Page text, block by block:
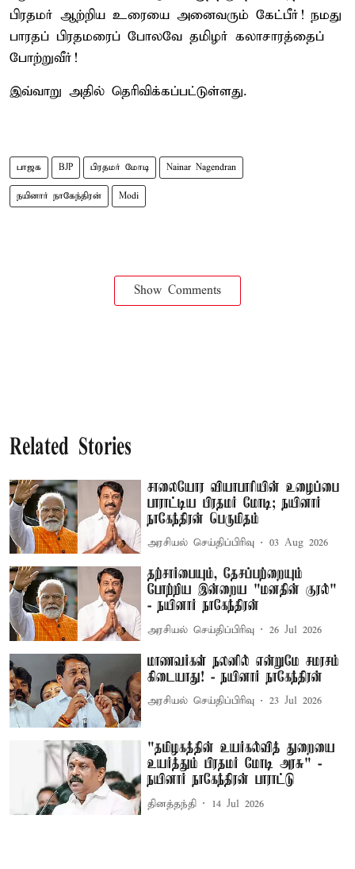
பிரதமர் ஆற்றிய உரையை அனைவரும் கேட்பீர்! நமது
பாரதப் பிரதமரைப் போலவே தமிழர் கலாசாரத்தைப்
போற்றுவீர்!
இவ்வாறு அதில் தெரிவிக்கப்பட்டுள்ளது.
பாஜக BJP பிரதமர் மோடி Nainar Nagendran
நயினார் நாகேந்திரன் Modi
Show Comments
Related Stories
சாலையோர வியாபாரியின் உழைப்பை
பாராட்டிய பிரதமர் மோடி; நயினார்
நாகேந்திரன் பெருமிதம்
அரசியல் செய்திப்பிரிவு 03 Aug 2026
தற்சார்பையும், தேசப்பற்றையும்
போற்றிய இன்றைய "மனதின் குரல்"
- நயினார் நாகேந்திரன்
அரசியல் செய்திப்பிரிவு 26 Jul 2026
மாணவர்கள் நலனில் என்றுமே சமரசம்
கிடையாது! - நயினார் நாகேந்திரன்
அரசியல் செய்திப்பிரிவு 23 Jul 2026
"தமிழகத்தின் உயர்கல்வித் துறையை
உயர்த்தும் பிரதமர் மோடி அரசு" -
நயினார் நாகேந்திரன் பாராட்டு
தினத்தந்தி 14 Jul 2026